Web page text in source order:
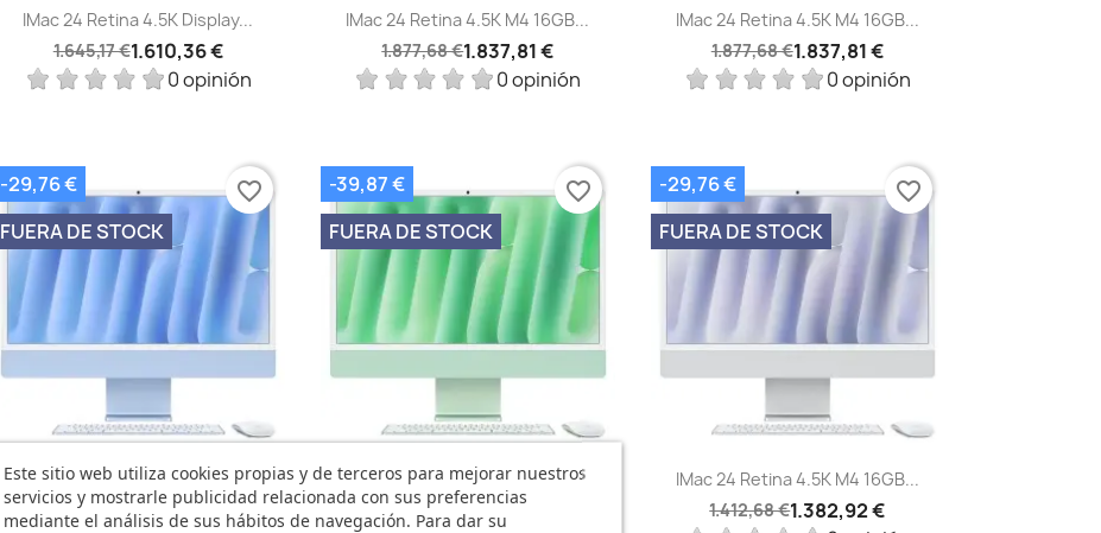
Vista rápida
IMac 24 Retina 4.5K Display...
1.645,17 €1.610,36 €
0 opinión
Vista rápida
IMac 24 Retina 4.5K M4 16GB...
1.877,68 €1.837,81 €
0 opinión
Vista rápida
IMac 24 Retina 4.5K M4 16GB...
1.877,68 €1.837,81 €
0 opinión
Vista rápida
IMac 24 Retina 4.5K Display...
1.412,68 €1.382,92 €
-29,76 €
FUERA DE STOCK
favorite_border
Vista rápida
IMac 24 Retina 4.5K M4 16GB...
1.877,68 €1.837,81 €
-39,87 €
FUERA DE STOCK
favorite_border
Vista rápida
IMac 24 Retina 4.5K M4 16GB...
1.412,68 €1.382,92 €
-29,76 €
FUERA DE STOCK
favorite_border
Este sitio web utiliza cookies propias y de terceros para mejorar nuestros
servicios y mostrarle publicidad relacionada con sus preferencias
mediante el análisis de sus hábitos de navegación. Para dar su